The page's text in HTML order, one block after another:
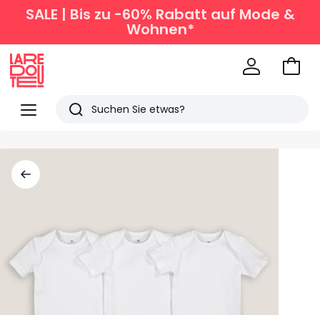
SALE | Bis zu -60% Rabatt auf Mode &
Wohnen*
Menü
Redoute
Suchen
Zum